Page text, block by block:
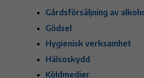
Gårdsförsäljning av
Gödsel
Hygienisk verksamhet
Hälsoskydd
Köldmedier